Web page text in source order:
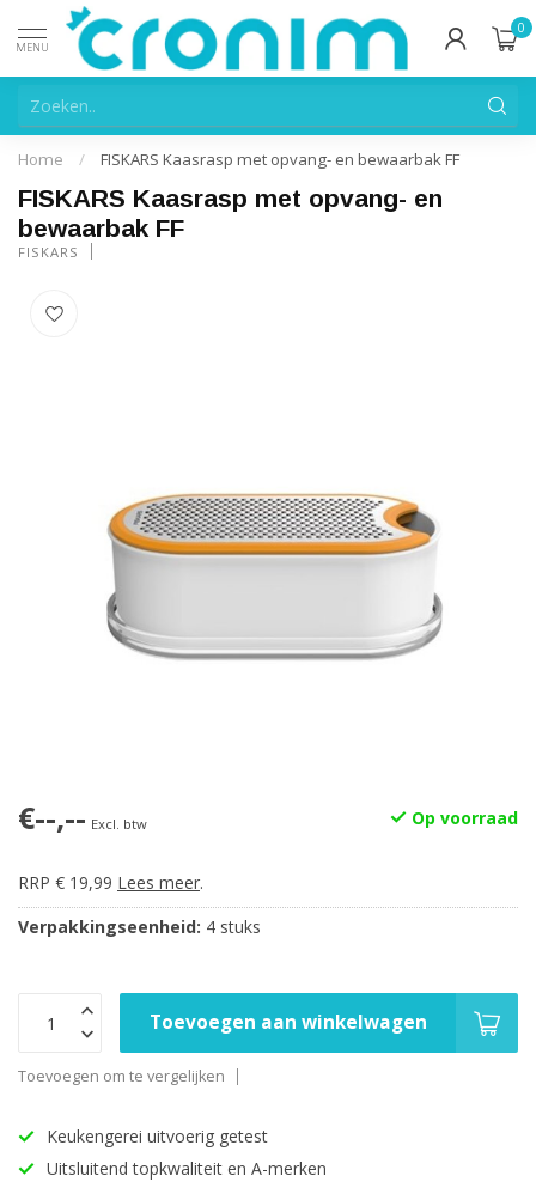
MENU
0
Home / FISKARS Kaasrasp met opvang- en bewaarbak FF
FISKARS Kaasrasp met opvang- en
bewaarbak FF
FISKARS
€--,-- Excl. btw Op voorraad
RRP € 19,99 Lees meer.
Verpakkingseenheid: 4 stuks
Toevoegen aan winkelwagen
Toevoegen om te vergelijken
Keukengerei uitvoerig getest
Uitsluitend topkwaliteit en A-merken